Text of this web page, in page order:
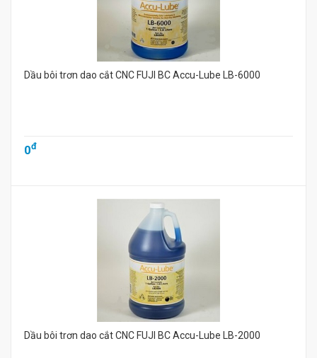
Dầu bôi trơn dao cắt CNC FUJI BC Accu-Lube LB-6000
0đ
Dầu bôi trơn dao cắt CNC FUJI BC Accu-Lube LB-2000